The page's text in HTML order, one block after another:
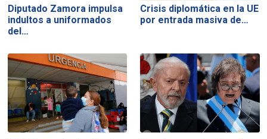
Diputado Zamora impulsa
indultos a uniformados
del…
Crisis diplomática en la UE
por entrada masiva de…